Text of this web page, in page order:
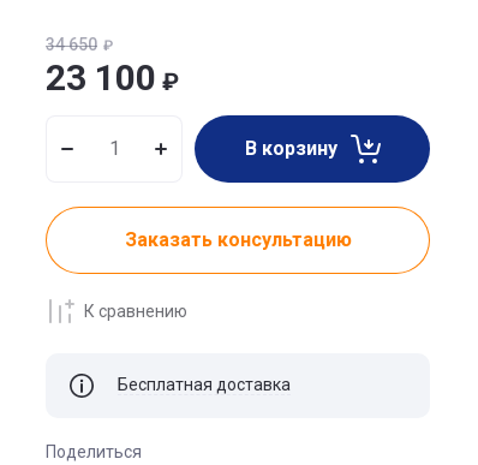
34 650 ₽
23 100 ₽
В корзину
Заказать консультацию
К сравнению
Бесплатная доставка
Поделиться